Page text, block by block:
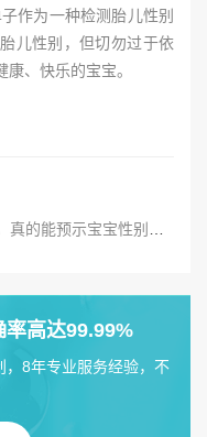
作为一种检测胎儿性别
儿性别，但切勿过于依
、快乐的宝宝。
高达99.99%
，8年专业服务经验，不